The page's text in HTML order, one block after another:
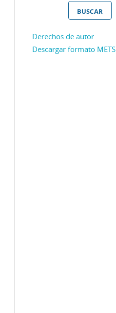
Derechos de autor
Descargar formato METS